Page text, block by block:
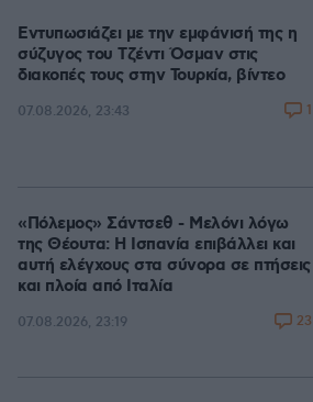
Εντυπωσιάζει με την εμφάνισή της η
σύζυγος του Τζέντι Όσμαν στις
διακοπές τους στην Τουρκία, βίντεο
07.08.2026, 23:43 1
«Πόλεμος» Σάντσεθ - Μελόνι λόγω
της Θέουτα: Η Ισπανία επιβάλλει και
αυτή ελέγχους στα σύνορα σε πτήσεις
και πλοία από Ιταλία
07.08.2026, 23:19 23